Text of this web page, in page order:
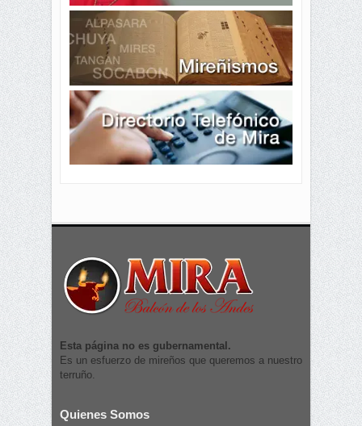
Esta página no es gubernamental.
Es un esfuerzo de mireños que queremos a nuestro
terruño.
Quienes Somos